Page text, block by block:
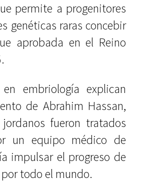
permite a progenitores
genéticas raras concebir
aprobada en el Reino
embriología explican
de Abrahim Hassan,
fueron tratados
un equipo médico de
impulsar el progreso de
todo el mundo.